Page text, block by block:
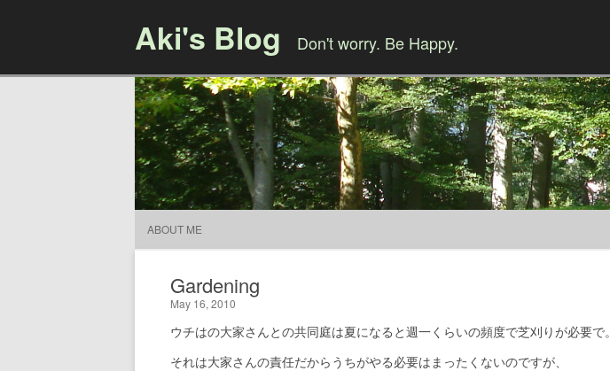
Aki's Blog Don't worry. Be Happy.
ABOUT ME
Gardening
May 16, 2010
ウチはの大家さんとの共同庭は夏になると週一くらいの頻度で芝刈りが必要で。
それは大家さんの責任だからうちがやる必要はまったくないのですが、